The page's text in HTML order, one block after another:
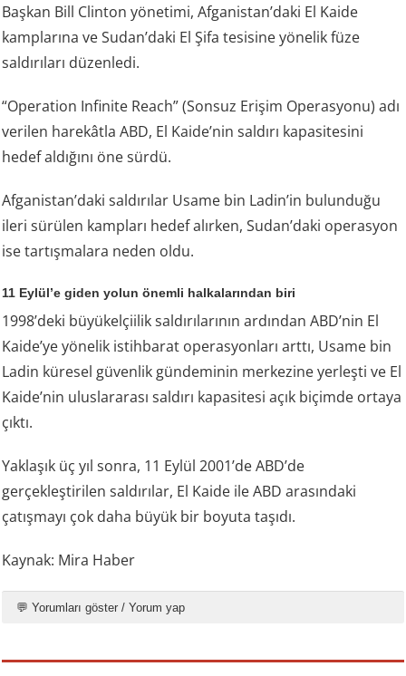
Başkan Bill Clinton yönetimi, Afganistan’daki El Kaide
kamplarına ve Sudan’daki El Şifa tesisine yönelik füze
saldırıları düzenledi.
“Operation Infinite Reach” (Sonsuz Erişim Operasyonu) adı
verilen harekâtla ABD, El Kaide’nin saldırı kapasitesini
hedef aldığını öne sürdü.
Afganistan’daki saldırılar Usame bin Ladin’in bulunduğu
ileri sürülen kampları hedef alırken, Sudan’daki operasyon
ise tartışmalara neden oldu.
11 Eylül’e giden yolun önemli halkalarından biri
1998’deki büyükelçiilik saldırılarının ardından ABD’nin El
Kaide’ye yönelik istihbarat operasyonları arttı, Usame bin
Ladin küresel güvenlik gündeminin merkezine yerleşti ve El
Kaide’nin uluslararası saldırı kapasitesi açık biçimde ortaya
çıktı.
Yaklaşık üç yıl sonra, 11 Eylül 2001’de ABD’de
gerçekleştirilen saldırılar, El Kaide ile ABD arasındaki
çatışmayı çok daha büyük bir boyuta taşıdı.
Kaynak: Mira Haber
💬 Yorumları göster / Yorum yap